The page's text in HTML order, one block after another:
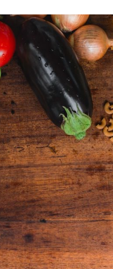
Tags
Altenpflege
Ayurveda
Öl Diät Erkältung
Ernährung
Fitness
Gesunder Schlaf
Haarausfall Haut
Hygiene Joggen Kaffee
Apotheke Pflege